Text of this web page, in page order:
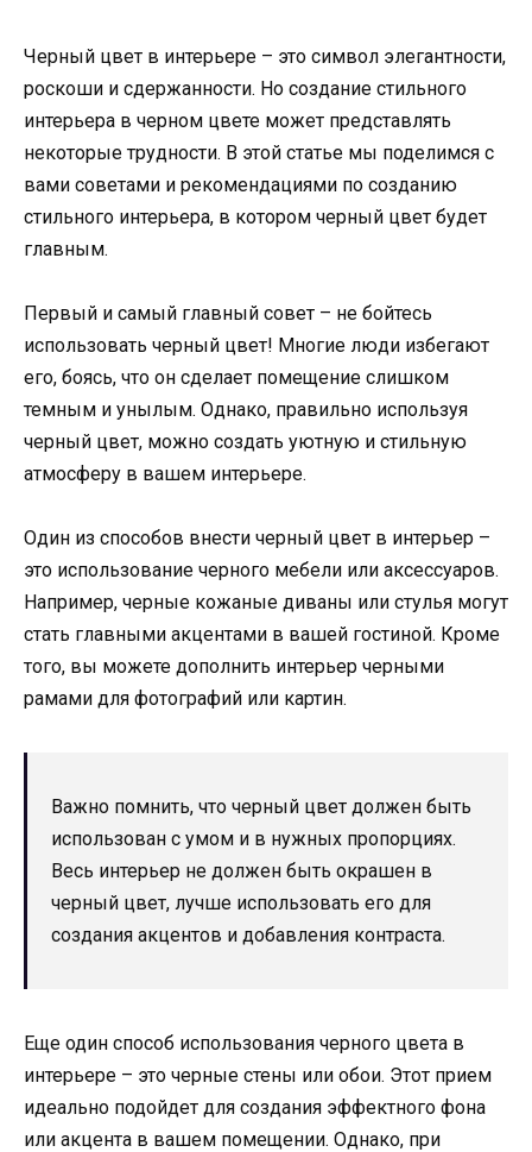
Черный цвет в интерьере – это символ элегантности,
роскоши и сдержанности. Но создание стильного
интерьера в черном цвете может представлять
некоторые трудности. В этой статье мы поделимся с
вами советами и рекомендациями по созданию
стильного интерьера, в котором черный цвет будет
главным.
Первый и самый главный совет – не бойтесь
использовать черный цвет! Многие люди избегают
его, боясь, что он сделает помещение слишком
темным и унылым. Однако, правильно используя
черный цвет, можно создать уютную и стильную
атмосферу в вашем интерьере.
Один из способов внести черный цвет в интерьер –
это использование черного мебели или аксессуаров.
Например, черные кожаные диваны или стулья могут
стать главными акцентами в вашей гостиной. Кроме
того, вы можете дополнить интерьер черными
рамами для фотографий или картин.
Важно помнить, что черный цвет должен быть
использован с умом и в нужных пропорциях.
Весь интерьер не должен быть окрашен в
черный цвет, лучше использовать его для
создания акцентов и добавления контраста.
Еще один способ использования черного цвета в
интерьере – это черные стены или обои. Этот прием
идеально подойдет для создания эффектного фона
или акцента в вашем помещении. Однако, при